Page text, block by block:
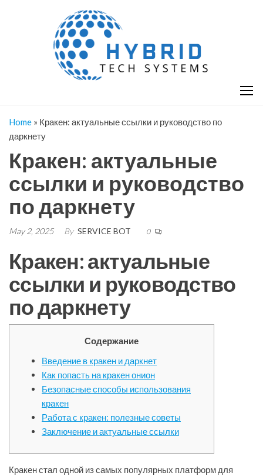
Home » Кракен: актуальные ссылки и руководство по
даркнету
Кракен: актуальные
ссылки и руководство
по даркнету
May 2, 2025 By SERVICE BOT 0
Кракен: актуальные
ссылки и руководство
по даркнету
Содержание
Введение в кракен и даркнет
Как попасть на кракен онион
Безопасные способы использования
кракен
Работа с кракен: полезные советы
Заключение и актуальные ссылки
Кракен стал одной из самых популярных платформ для